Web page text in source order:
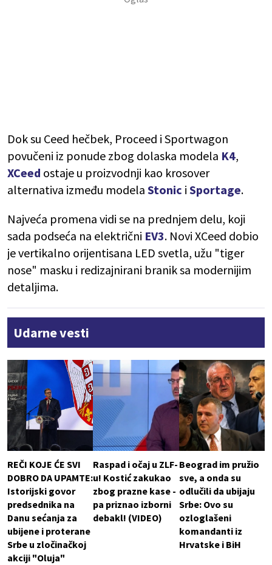
Dok su Ceed hečbek, Proceed i Sportwagon
povučeni iz ponude zbog dolaska modela K4,
XCeed ostaje u proizvodnji kao krosover
alternativa između modela Stonic i Sportage.
Najveća promena vidi se na prednjem delu, koji
sada podseća na električni EV3. Novi XCeed dobio
je vertikalno orijentisana LED svetla, užu "tiger
nose" masku i redizajnirani branik sa modernijim
detaljima.
Udarne vesti
REČI KOJE ĆE SVI
DOBRO DA UPAMTE:
Istorijski govor
predsednika na
Danu sećanja za
ubijene i proterane
Srbe u zločinačkoj
akciji "Oluja"
Raspad i očaj u ZLF-
u! Kostić zakukao
zbog prazne kase -
pa priznao izborni
debakl! (VIDEO)
Beograd im pružio
sve, a onda su
odlučili da ubijaju
Srbe: Ovo su
ozloglašeni
komandanti iz
Hrvatske i BiH